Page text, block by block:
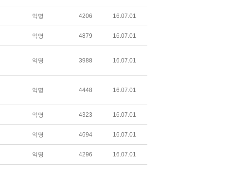
익명 4206 16.07.01
익명 4879 16.07.01
익명 3988 16.07.01
익명 4448 16.07.01
익명 4323 16.07.01
익명 4694 16.07.01
익명 4296 16.07.01